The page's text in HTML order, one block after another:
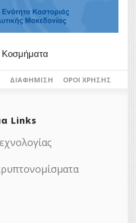
Κοσμήματα
ΔΙΑΦΉΜΙΣΗ ΌΡΟΙ ΧΡΉΣΗΣ
Links